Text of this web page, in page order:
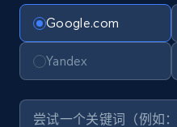
Google.com
Yandex